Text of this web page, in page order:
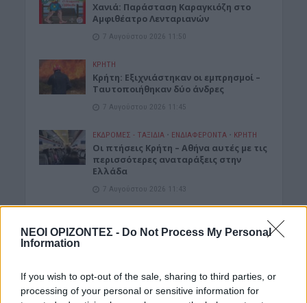
ΝΕΟΙ ΟΡΙΖΟΝΤΕΣ - Do Not Process My Personal
Information
If you wish to opt-out of the sale, sharing to third parties, or
processing of your personal or sensitive information for
Xανιά: Παράσταση Καραγκιόζη στο
Αμφιθέατρο Λενταριανών
7 Αυγούστου 2026 11:50
ΚΡΗΤΗ
Κρήτη: Εξιχνιάστηκαν οι εμπρησμοί –
Ταυτοποιήθηκαν δύο άνδρες
7 Αυγούστου 2026 11:45
ΕΚΔΡΟΜΈΣ - ΤΑΞΊΔΙΑ • ΕΝΔΙΑΦΕΡΟΝΤΑ • ΚΡΗΤΗ
Οι πτήσεις Κρήτη – Αθήνα αυτές με τις
περισσότερες αναταράξεις στην
Ελλάδα
7 Αυγούστου 2026 11:43